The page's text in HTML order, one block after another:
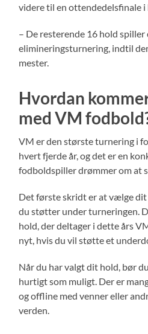
videre til en ottendedelsfinale i
– De resterende 16 hold spiller
elimineringsturnering, indtil
mester.
Hvordan
med VM
VM er den største turnering i
hvert fjerde år, og det er en
fodboldspiller drømmer om at
Det første skridt er at vælge
du støtter under turneringen.
hold, der deltager i dette års
nyt, hvis du vil støtte et
Når du har valgt dit hold, bør
hurtigt som muligt. Der er
og offline med venner eller
verden.